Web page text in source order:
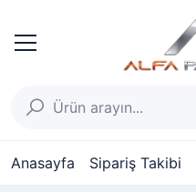
Anasayfa Sipariş Takibi